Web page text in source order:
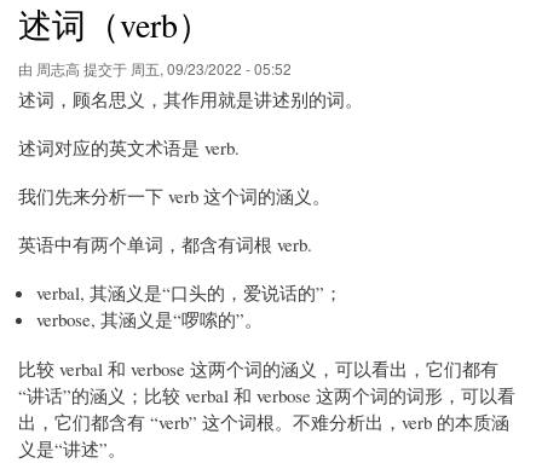
屑
述词（verb）
由 周志高提交于 周五, 09/23/2022 - 05:52
述词，顾名思义，其作用就是讲述别的词。
述词对应的英文术语是 verb.
我们先来分析一下 verb 这个词的涵义。
英语中有两个单词，都含有词根 verb.
verbal, 其涵义是“口头的，爱说话的”；
verbose, 其涵义是“啰嗦的”。
比较 verbal 和 verbose 这两个词的涵义，可以看出，它们都有
“讲话”的涵义；比较 verbal 和 verbose 这两个词的词形，可以看
出，它们都含有 “verb” 这个词根。不难分析出，verb 的本质涵
义是“讲述”。